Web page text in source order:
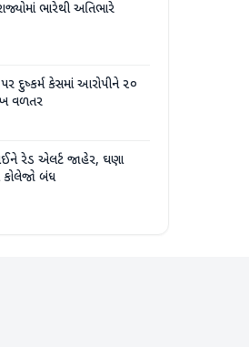
ભારેથી અતિભારે
પર દુષ્કર્મ કેસમાં આરોપીને ૨૦
વળતર
રેડ એલર્ટ જાહેર, ઘણા
બંધ